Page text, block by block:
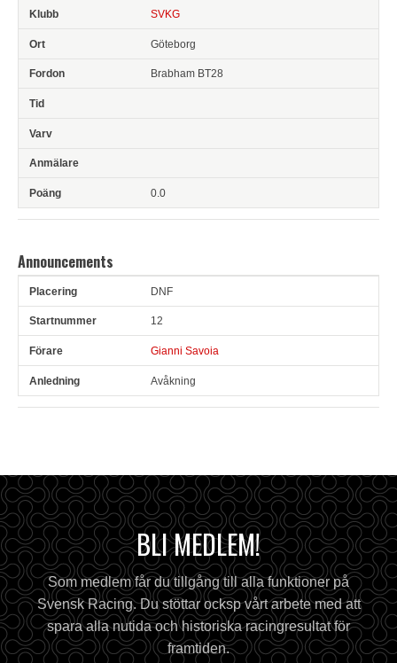
SVKG
Göteborg
Brabham BT28
0.0
Announcements
Pl Snr Anledning
DNF
12
Gianni Savoia
Avåkning
BLI MEDLEM!
Som medlem får du tillgång till alla funktioner på
Svensk Racing. Du stöttar ocksp vårt arbete med att
spara alla nutida och historiska racingresultat för
framtiden.